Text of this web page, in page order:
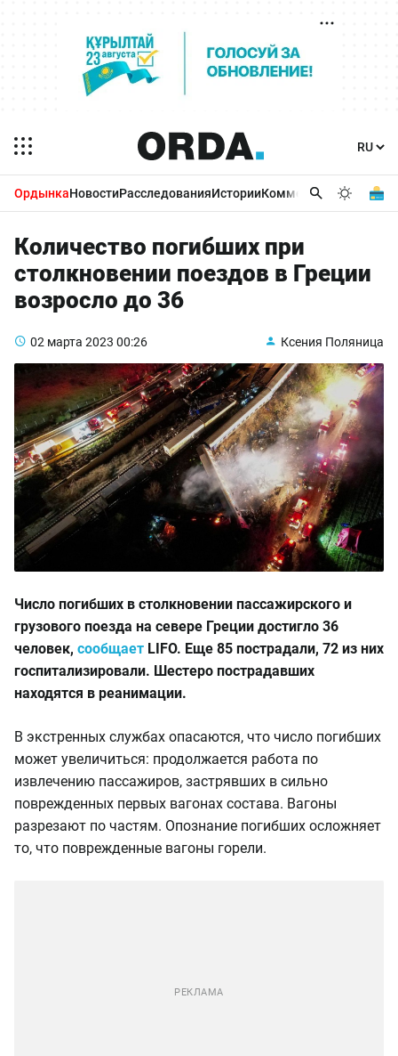
ОрдынкаНовостиРасследованияИсторииКомментарииБизнес
Количество погибших при
столкновении поездов в Греции
возросло до 36
02 марта 2023 00:26 Ксения Поляница
Число погибших в столкновении пассажирского и
грузового поезда на севере Греции достигло 36
человек, сообщает LIFO. Еще 85 пострадали, 72 из них
госпитализировали. Шестеро пострадавших
находятся в реанимации.
В экстренных службах опасаются, что число погибших
может увеличиться: продолжается работа по
извлечению пассажиров, застрявших в сильно
поврежденных первых вагонах состава. Вагоны
разрезают по частям. Опознание погибших осложняет
то, что поврежденные вагоны горели.